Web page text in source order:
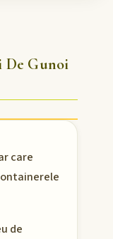
De Gunoi
care
de